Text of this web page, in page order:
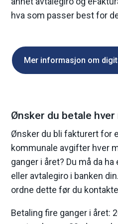
hva som passer best for
Mer informasjon om
Ønsker du betale hver
Ønsker du bli fakturert for
kommunale avgifter hver
ganger i året? Du må da
eller avtalegiro i banken
ordne dette før du
Betaling fire ganger i året: